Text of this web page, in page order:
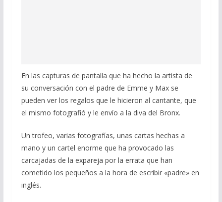
En las capturas de pantalla que ha hecho la artista de
su conversación con el padre de Emme y Max se
pueden ver los regalos que le hicieron al cantante, que
el mismo fotografió y le envío a la diva del Bronx.
Un trofeo, varias fotografías, unas cartas hechas a
mano y un cartel enorme que ha provocado las
carcajadas de la expareja por la errata que han
cometido los pequeños a la hora de escribir «padre» en
inglés.